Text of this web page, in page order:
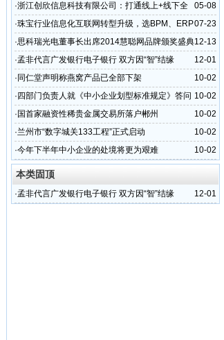
05-08
·浙江创欣信息科技有限公司：打通线上+线下全
渠道的优势所在
07-23
·珠宝行业信息化互联网转型升级，选BPM、ERP
还是CRM？
12-13
·思科瑞光电董事长出席2014慧聪网品牌颁奖盛典
（组图）
12-01
·孟非代言广发银行电子银行 双方因“智”结缘
10-02
· 同仁堂声明称燕窝产品已全部下架
10-02
· 四部门负责人就《中小企业划型标准规定》答问
10-02
· 国首家融资性稀贵金属交易所落户郴州
10-02
·兰州市“数字城关133工程”正式启动
10-02
·今年下半年中小企业的处境将更为艰难
本类固顶
12-01
·孟非代言广发银行电子银行 双方因“智”结缘